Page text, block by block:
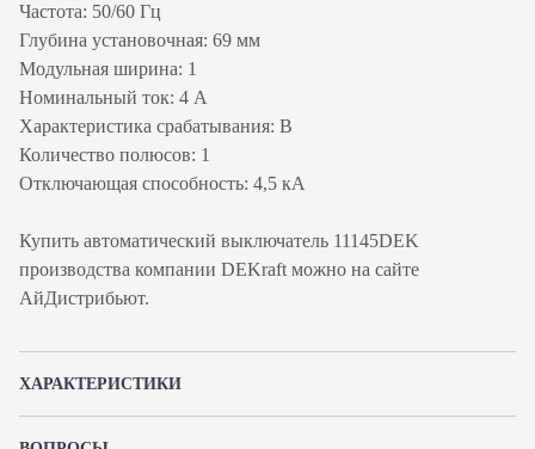
Частота: 50/60 Гц
Глубина установочная: 69 мм
Модульная ширина: 1
Номинальный ток: 4 А
Характеристика срабатывания: B
Количество полюсов: 1
Отключающая способность: 4,5 кА
Купить автоматический выключатель 11145DEK
производства компании DEKraft можно на сайте
АйДистрибьют.
ХАРАКТЕРИСТИКИ